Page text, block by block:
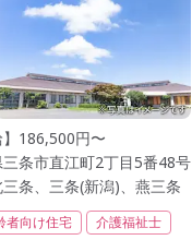
】186,500円〜
三条市直江町2丁目5番48号
条、三条(新潟)、燕三条
者向け住宅
介護福祉士